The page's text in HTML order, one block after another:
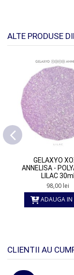
ALTE PRODUSE
GELAXYO
ANNELISA -
LILAC 30ml
98,00 lei
ADAUGA IN
CLIENTII AU